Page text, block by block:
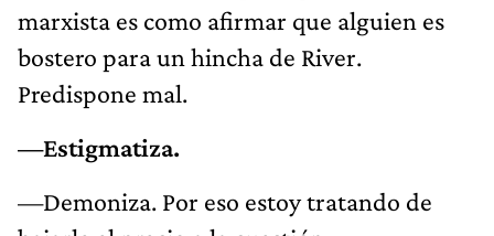
marxista es como afirmar que alguien es
bostero para un hincha de River.
Predispone mal.
—Estigmatiza.
—Demoniza. Por eso estoy tratando de